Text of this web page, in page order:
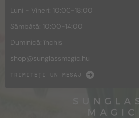
Luni - Vineri: 10:00-18:00
Sâmbătă: 10:00-14:00
Duminică: închis
shop@sunglassmagic.hu
TRIMITEȚI UN MESAJ